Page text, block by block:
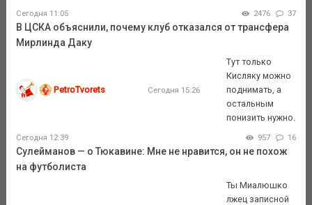
Сегодня 11:05 2476 37
В ЦСКА объяснили, почему клуб отказался от трансфера
Мирлинда Даку
PetroTvorets Сегодня 15:26
Тут только
Кисляку можно
поднимать, а
остальным
понизить нужно.
Сегодня 12:39 957 16
Сулейманов — о Тюкавине: Мне не нравится, он не похож
на футболиста
Ты Миалюшко
лжец записной